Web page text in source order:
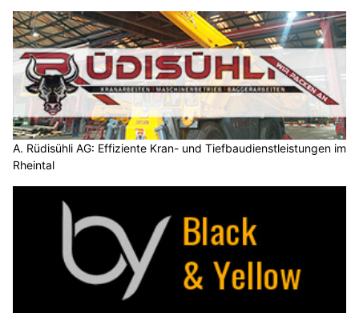
A. Rüdisühli AG: Effiziente Kran- und Tiefbaudienstleistungen im
Rheintal